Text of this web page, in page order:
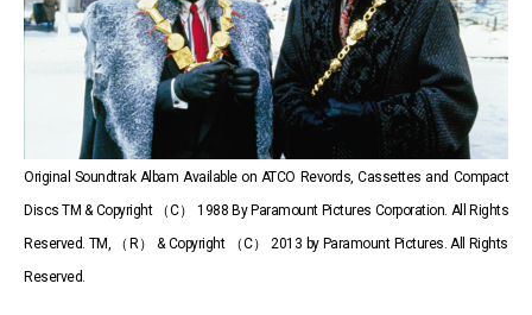
Original Soundtrak Albam Available on ATCO Revords, Cassettes and Compact
Discs TM & Copyright （C） 1988 By Paramount Pictures Corporation. All Rights
Reserved. TM, （R） & Copyright （C） 2013 by Paramount Pictures. All Rights
Reserved.